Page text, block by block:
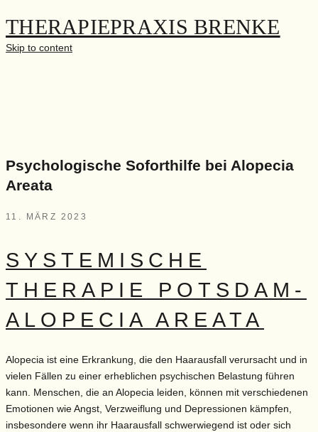
THERAPIEPRAXIS BRENKE
Skip to content
Psychologische Soforthilfe bei Alopecia
Areata
11. MÄRZ 2023
SYSTEMISCHE
THERAPIE POTSDAM-
ALOPECIA AREATA
Alopecia ist eine Erkrankung, die den Haarausfall verursacht und in
vielen Fällen zu einer erheblichen psychischen Belastung führen
kann. Menschen, die an Alopecia leiden, können mit verschiedenen
Emotionen wie Angst, Verzweiflung und Depressionen kämpfen,
insbesondere wenn ihr Haarausfall schwerwiegend ist oder sich